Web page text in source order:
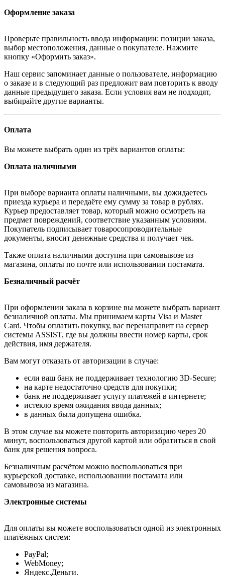
Оформление заказа
Проверьте правильность ввода информации: позиции заказа,
выбор местоположения, данные о покупателе. Нажмите
кнопку «Оформить заказ».
Наш сервис запоминает данные о пользователе, информацию
о заказе и в следующий раз предложит вам повторить к вводу
данные предыдущего заказа. Если условия вам не подходят,
выбирайте другие варианты.
Оплата
Вы можете выбрать один из трёх вариантов оплаты:
Оплата наличными
При выборе варианта оплаты наличными, вы дожидаетесь
приезда курьера и передаёте ему сумму за товар в рублях.
Курьер предоставляет товар, который можно осмотреть на
предмет повреждений, соответствие указанным условиям.
Покупатель подписывает товаросопроводительные
документы, вносит денежные средства и получает чек.
Также оплата наличными доступна при самовывозе из
магазина, оплаты по почте или использовании постамата.
Безналичный расчёт
При оформлении заказа в корзине вы можете выбрать вариант
безналичной оплаты. Мы принимаем карты Visa и Master
Card. Чтобы оплатить покупку, вас перенаправит на сервер
системы ASSIST, где вы должны ввести номер карты, срок
действия, имя держателя.
Вам могут отказать от авторизации в случае:
если ваш банк не поддерживает технологию 3D-Secure;
на карте недостаточно средств для покупки;
банк не поддерживает услугу платежей в интернете;
истекло время ожидания ввода данных;
в данных была допущена ошибка.
В этом случае вы можете повторить авторизацию через 20
минут, воспользоваться другой картой или обратиться в свой
банк для решения вопроса.
Безналичным расчётом можно воспользоваться при
курьерской доставке, использовании постамата или
самовывоза из магазина.
Электронные системы
Для оплаты вы можете воспользоваться одной из электронных
платёжных систем:
PayPal;
WebMoney;
Яндекс.Деньги.